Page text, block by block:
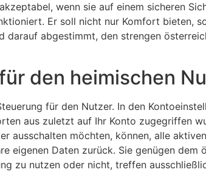
wenn sie auf einem sicheren
Er soll nicht nur Komfort bieten,
darauf abgestimmt, den strengen
den heimischen
für den Nutzer. In den
aus zuletzt auf Ihr Konto zugegriffen
ausschalten möchten, können, alle
eigenen Daten zurück. Sie genügen
zu nutzen oder nicht, treffen